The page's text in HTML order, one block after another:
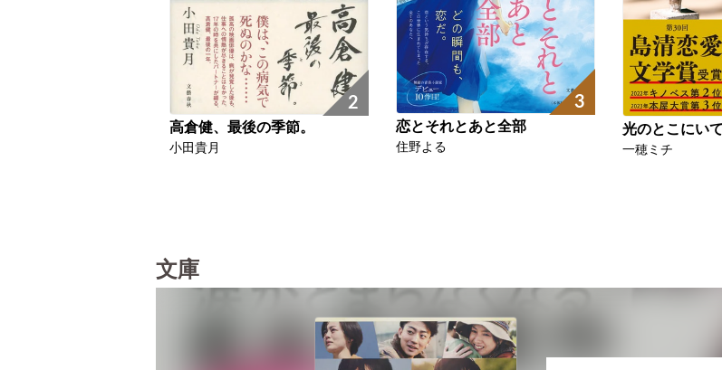
2
高倉健、最後の季節。
小田貴月
3
恋とそれとあと全部
住野よる
光のとこにい
一穂ミチ
文庫